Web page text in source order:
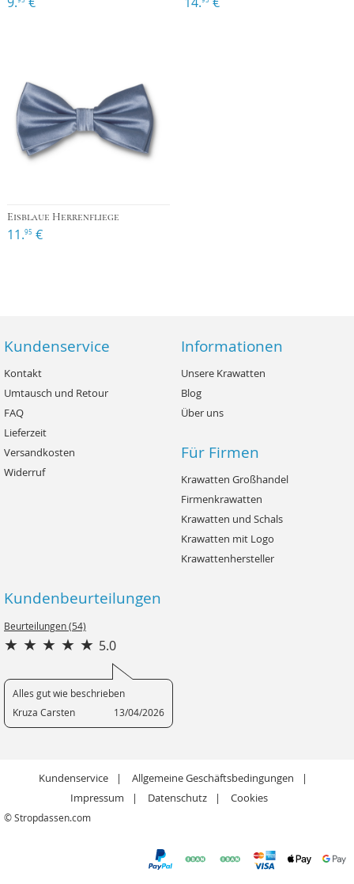
Eisblaue Herrenfliege
11.95 €
Kundenservice
Kontakt
Umtausch und Retour
FAQ
Lieferzeit
Versandkosten
Widerruf
Informationen
Unsere Krawatten
Blog
Über uns
Für Firmen
Krawatten Großhandel
Firmenkrawatten
Krawatten und Schals
Krawatten mit Logo
Krawattenhersteller
Kundenbeurteilungen
Beurteilungen (54)
5.0
Alles gut wie beschrieben
Kruza Carsten
13/04/2026
Kundenservice
Allgemeine Geschäftsbedingungen
Impressum
Datenschutz Cookies
© Stropdassen.com